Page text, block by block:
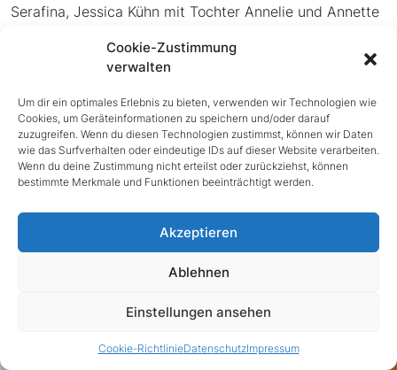
Cookie-Zustimmung
verwalten
Um dir ein optimales Erlebnis zu bieten, verwenden wir Technologien wie
Cookies, um Geräteinformationen zu speichern und/oder darauf
zuzugreifen. Wenn du diesen Technologien zustimmst, können wir Daten
wie das Surfverhalten oder eindeutige IDs auf dieser Website verarbeiten.
Wenn du deine Zustimmung nicht erteilst oder zurückziehst, können
bestimmte Merkmale und Funktionen beeinträchtigt werden.
Akzeptieren
Ablehnen
Einstellungen ansehen
Cookie-RichtlinieDatenschutzImpressum
Serafina, Jessica Kühn mit Tochter Annelie und Annette
sportlichem Ehrgeiz, sondern vor allem mit einem
Lächeln im Gesicht über die Strecke – gegenseitige
Motivation inklusive. Im Ziel warteten kleine Stärkungen
und das gute Gefühl, mit dem Lauf gleich zwei wichtige
Projekte zu unterstützen:„Sportler 4 a children’s
world“sowie„Deutsch lernen im Zoo“.
Leichtathletik
Tagged
Fitness
Spenden,Sport